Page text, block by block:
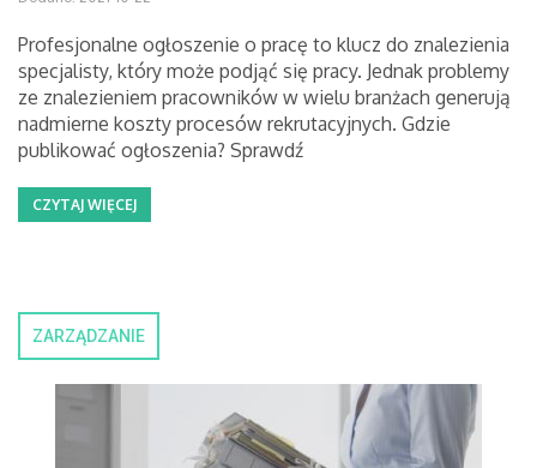
Profesjonalne ogłoszenie o pracę to klucz do znalezienia
specjalisty, który może podjąć się pracy. Jednak problemy
ze znalezieniem pracowników w wielu branżach generują
nadmierne koszty procesów rekrutacyjnych. Gdzie
publikować ogłoszenia? Sprawdź
CZYTAJ WIĘCEJ
ZARZĄDZANIE